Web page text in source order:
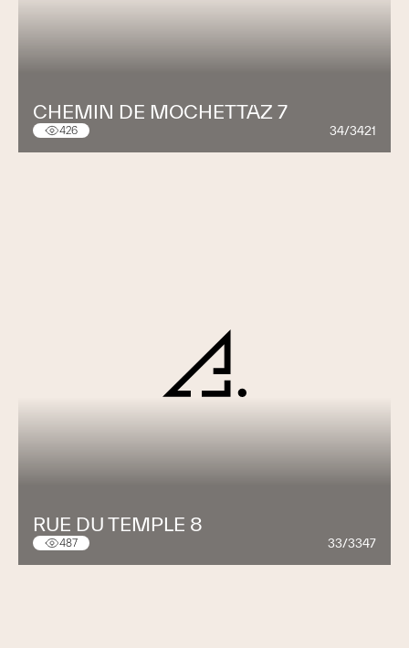
CHEMIN DE MOCHETTAZ 7
426 34/3421
RUE DU TEMPLE 8
487 33/3347